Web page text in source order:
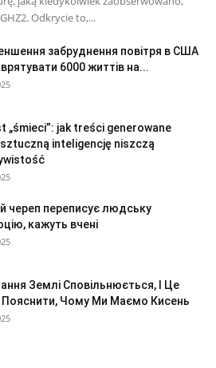
Odkrycie to,...
забруднення повітря в США
6000 життів на...
„śmieci”: jak treści generowane
inteligencję niszczą
череп переписує людську
кажуть вчені
Землі Сповільнюється, І Це
Чому Ми Маємо Кисень